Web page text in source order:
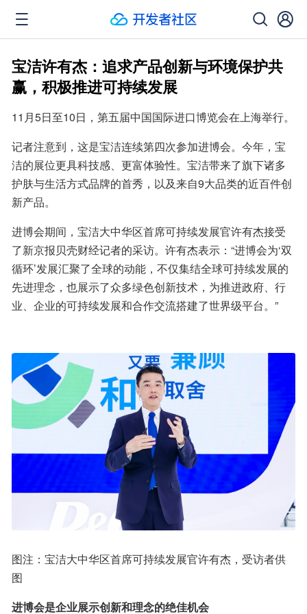
宝洁许有杰：追求产品创新与环境保护共
赢，积极推进可持续发展
11月5日至10日，第五届中国国际进口博览会在上海举行。
记者注意到，这是宝洁连续第四次参加进博会。今年，宝
洁的展位更具科技感、更富体验性。宝洁带来了旗下诸多
护肤与生活方式品牌的首秀，以及来自9大品类的近百件创
新产品。
进博会期间，宝洁大中华区首席可持续发展官许有杰接受
了新京报贝壳财经记者的采访。许有杰表示：“进博会为‘双
循环’发展汇聚了全球的动能，不仅集结全球可持续发展的
先进理念，也展示了众多绿色创新技术，为推进政府、行
业、企业的可持续发展和合作交流搭建了世界级平台。”
图注：宝洁大中华区首席可持续发展官许有杰，受访者供
图
进博会是企业展示创新和理念的绝佳机会